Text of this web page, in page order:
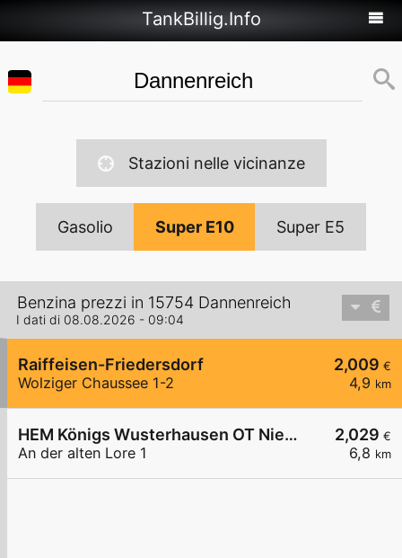
TankBillig.Info
Stazioni nelle vicinanze
Gasolio Super E10 Super E5
Benzina prezzi in 15754 Dannenreich
I dati di 08.08.2026 - 09:04
2,009 €
4,9 km
Raiffeisen-Friedersdorf
Wolziger Chaussee 1-2
2,029 €
6,8 km
HEM Königs Wusterhausen OT Niederlehme,
An der alten Lore 1